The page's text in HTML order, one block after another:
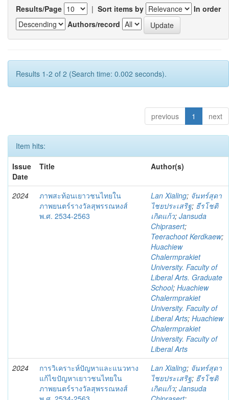
Results/Page | Sort items by
In order
Authors/record
Results 1-2 of 2 (Search time: 0.002 seconds).
previous 1 next
Item hits:
Issue
Date
Title Author(s)
2024
ภาพสะท้อนเยาวชนไทยใน
ภาพยนตร์รางวัลสุพรรณหงส์
พ.ศ. 2534-2563
Lan Xialing; จันทร์สุดา
ไชยประเสริฐ; ธีรโชติ
เกิดแก้ว; Jansuda
Chiprasert;
Teerachoot Kerdkaew;
Huachiew
Chalermprakiet
University. Faculty of
Liberal Arts. Graduate
School; Huachiew
Chalermprakiet
University. Faculty of
Liberal Arts; Huachiew
Chalermprakiet
University. Faculty of
Liberal Arts
2024
การวิเคราะห์ปัญหาและแนวทาง
แก้ไขปัญหาเยาวชนไทยใน
ภาพยนตร์รางวัลสุพรรณหงส์
Lan Xialing; จันทร์สุดา
ไชยประเสริฐ; ธีรโชติ
เกิดแก้ว; Jansuda